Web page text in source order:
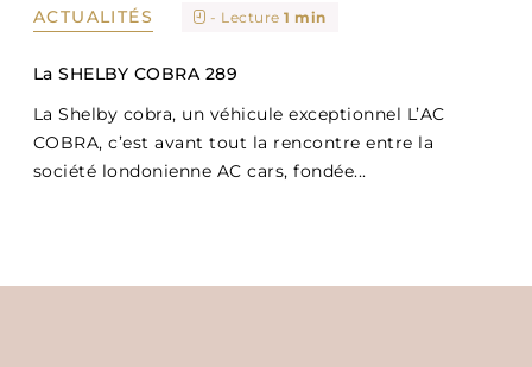
ACTUALITÉS - Lecture1 min
La SHELBY COBRA 289
La Shelby cobra, un véhicule exceptionnel L’AC
COBRA, c’est avant tout la rencontre entre la
société londonienne AC cars, fondée...